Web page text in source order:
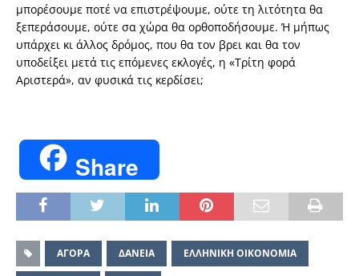
μπορέσουμε ποτέ να επιστρέψουμε, ούτε τη λιτότητα θα
ξεπεράσουμε, ούτε σα χώρα θα ορθοποδήσουμε. Ή μήπως
υπάρχει κι άλλος δρόμος, που θα τον βρει και θα τον
υποδείξει μετά τις επόμενες εκλογές, η «Τρίτη φορά
Αριστερά», αν φυσικά τις κερδίσει;
Share
ΑΓΟΡΑ ΔΑΝΕΙΑ ΕΛΛΗΝΙΚΗ ΟΙΚΟΝΟΜΙΑ